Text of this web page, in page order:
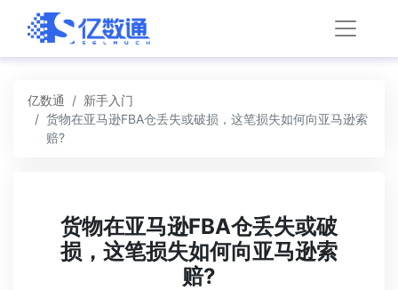
亿数通
新手入门
货物在亚马逊FBA仓丢失或破损，这笔损失如何向亚马逊索
赔?
货物在亚马逊FBA仓丢失或破
损，这笔损失如何向亚马逊索
赔?